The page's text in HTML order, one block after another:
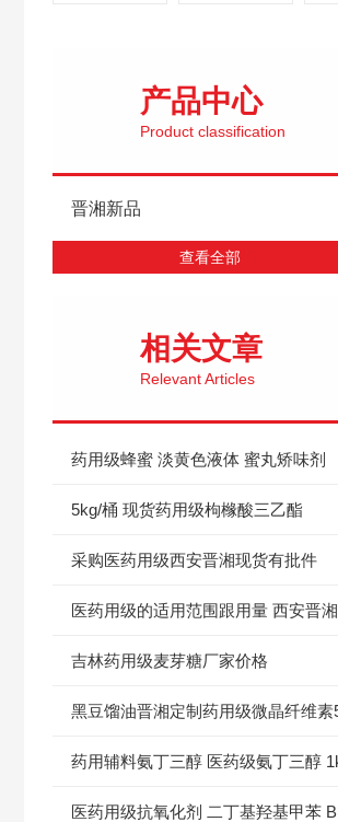
产品中心
Product classification
晋湘新品
查看全部
相关文章
Relevant Articles
药用级蜂蜜 淡黄色液体 蜜丸矫味剂
5kg/桶 现货药用级枸橼酸三乙酯
采购医药用级西安晋湘现货有批件
医药用级的适用范围跟用量 西安晋湘
吉林药用级麦芽糖厂家价格